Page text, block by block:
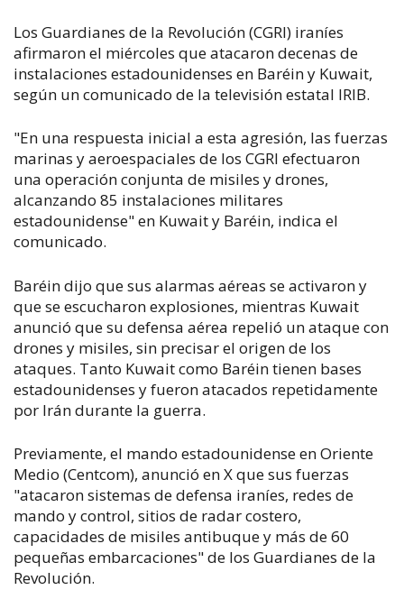
Los Guardianes de la Revolución (CGRI) iraníes
afirmaron el miércoles que atacaron decenas de
instalaciones estadounidenses en Baréin y Kuwait,
según un comunicado de la televisión estatal IRIB.
"En una respuesta inicial a esta agresión, las fuerzas
marinas y aeroespaciales de los CGRI efectuaron
una operación conjunta de misiles y drones,
alcanzando 85 instalaciones militares
estadounidense" en Kuwait y Baréin, indica el
comunicado.
Baréin dijo que sus alarmas aéreas se activaron y
que se escucharon explosiones, mientras Kuwait
anunció que su defensa aérea repelió un ataque con
drones y misiles, sin precisar el origen de los
ataques. Tanto Kuwait como Baréin tienen bases
estadounidenses y fueron atacados repetidamente
por Irán durante la guerra.
Previamente, el mando estadounidense en Oriente
Medio (Centcom), anunció en X que sus fuerzas
"atacaron sistemas de defensa iraníes, redes de
mando y control, sitios de radar costero,
capacidades de misiles antibuque y más de 60
pequeñas embarcaciones" de los Guardianes de la
Revolución.